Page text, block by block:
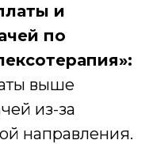
и
по
выше
из-за
направления.